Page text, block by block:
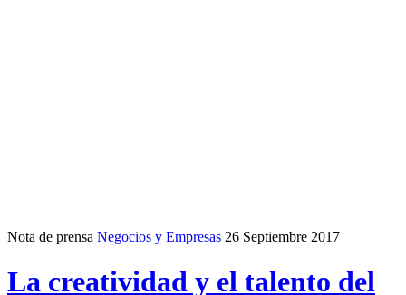
Nota de prensa Negocios y Empresas 26 Septiembre 2017
La creatividad y el talento del